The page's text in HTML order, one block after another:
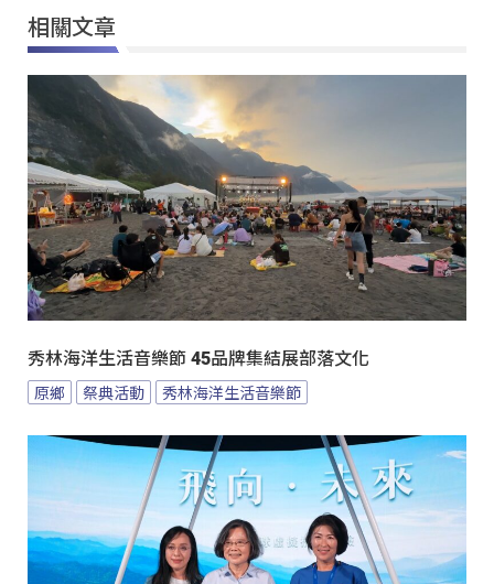
相關文章
秀林海洋生活音樂節 45品牌集結展部落文化
原鄉 祭典活動 秀林海洋生活音樂節